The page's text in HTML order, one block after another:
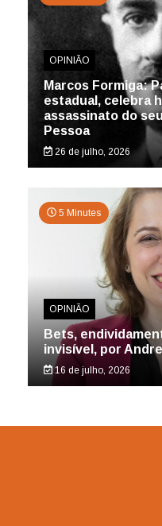
OPINIÃO
Marcos Formiga:
estadual, celebra
assassinato do
Pessoa
26 de julho, 2026
5 Minutes
OPINIÃO
Bets,
invisível, por
16 de julho, 2026